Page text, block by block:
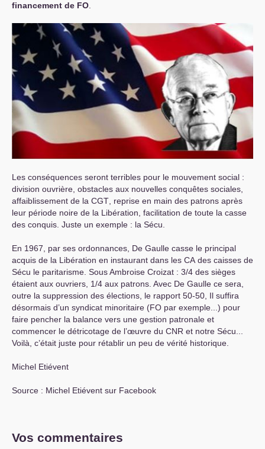
financement de FO
Les conséquences seront terribles pour le mouvement social :
division ouvrière, obstacles aux nouvelles conquêtes sociales,
affaiblissement de la CGT , reprise en main des patrons après
leur période noire de la Libération, facilitation de toute la casse
des conquis. Juste un exemple : la Sécu.
En 1967, par ses ordonnances, De Gaulle casse le principal
acquis de la Libération en instaurant dans les CA des caisses de
Sécu le paritarisme. Sous Ambroise Croizat : 3/4 des sièges
étaient aux ouvriers, 1/4 aux patrons. Avec De Gaulle ce sera,
outre la suppression des élections, le rapport 50-50, Il suffira
désormais d’un syndicat minoritaire (FO par exemple...) pour
faire pencher la balance vers une gestion patronale et
commencer le détricotage de l’œuvre du CNR et notre Sécu...
Voilà, c’était juste pour rétablir un peu de vérité historique.
Michel Etiévent
Source : Michel Etiévent sur Facebook
Vos commentaires